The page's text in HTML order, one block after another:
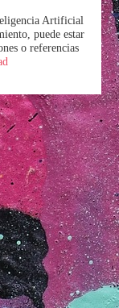
Artificial
puede estar
o referencias